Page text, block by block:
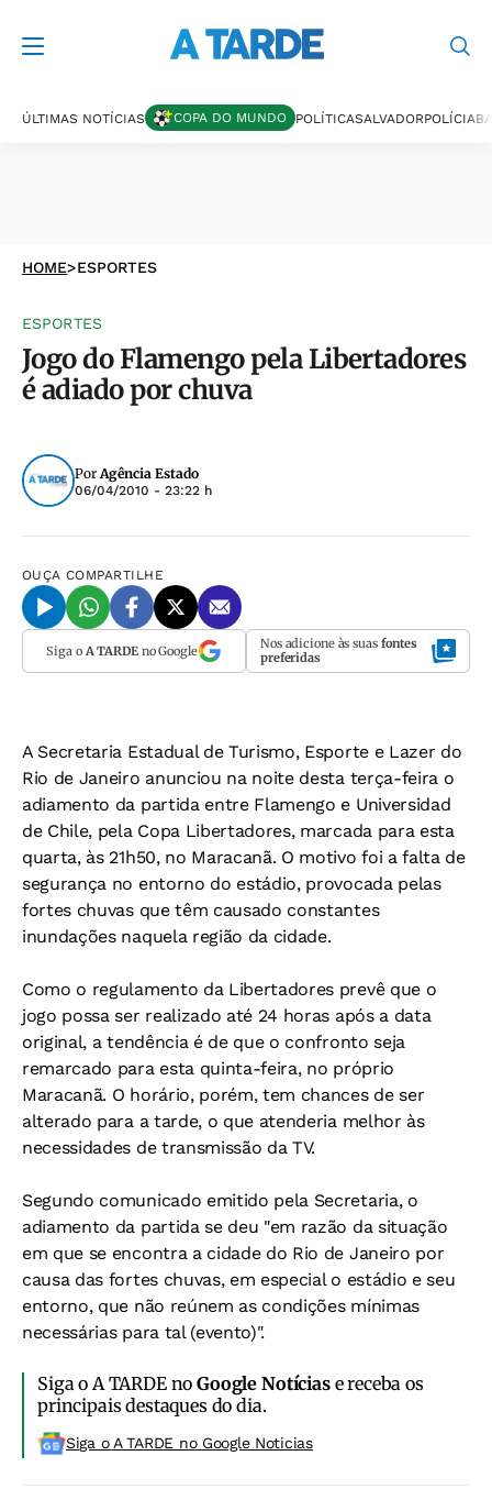
ÚLTIMAS NOTÍCIAS COPA DO MUNDO POLÍTICASALVADORPOLÍCIA
HOME>ESPORTES
ESPORTES
Jogo do Flamengo pela Libertadores
é adiado por chuva
PorAgência Estado
06/04/2010 - 23:22 h
OUÇA COMPARTILHE
Siga o A TARDEno Google Nos adicione às suas fontes
preferidas
A Secretaria Estadual de Turismo, Esporte e Lazer do
Rio de Janeiro anunciou na noite desta terça-feira o
adiamento da partida entre Flamengo e Universidad
de Chile, pela Copa Libertadores, marcada para esta
quarta, às 21h50, no Maracanã. O motivo foi a falta de
segurança no entorno do estádio, provocada pelas
fortes chuvas que têm causado constantes
inundações naquela região da cidade.
Como o regulamento da Libertadores prevê que o
jogo possa ser realizado até 24 horas após a data
original, a tendência é de que o confronto seja
remarcado para esta quinta-feira, no próprio
Maracanã. O horário, porém, tem chances de ser
alterado para a tarde, o que atenderia melhor às
necessidades de transmissão da TV.
Segundo comunicado emitido pela Secretaria, o
adiamento da partida se deu "em razão da situação
em que se encontra a cidade do Rio de Janeiro por
causa das fortes chuvas, em especial o estádio e seu
entorno, que não reúnem as condições mínimas
necessárias para tal (evento)".
Siga o A TARDE noGoogle Notíciase receba os
principais destaques do dia.
Siga o A TARDE no Google Noticias